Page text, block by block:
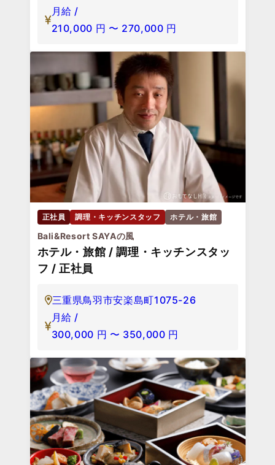
月給 /
210,000 円 〜 270,000 円
正社員 調理・キッチンスタッフ ホテル・旅館
Bali&Resort SAYAの風
ホテル・旅館 / 調理・キッチンスタッ
フ / 正社員
三重県鳥羽市安楽島町1075-26
月給 /
300,000 円 〜 350,000 円